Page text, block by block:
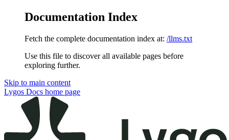
Documentation Index
Fetch the complete documentation index at: /llms.txt
Use this file to discover all available pages before
exploring further.
Skip to main content
Lygos Docs home page